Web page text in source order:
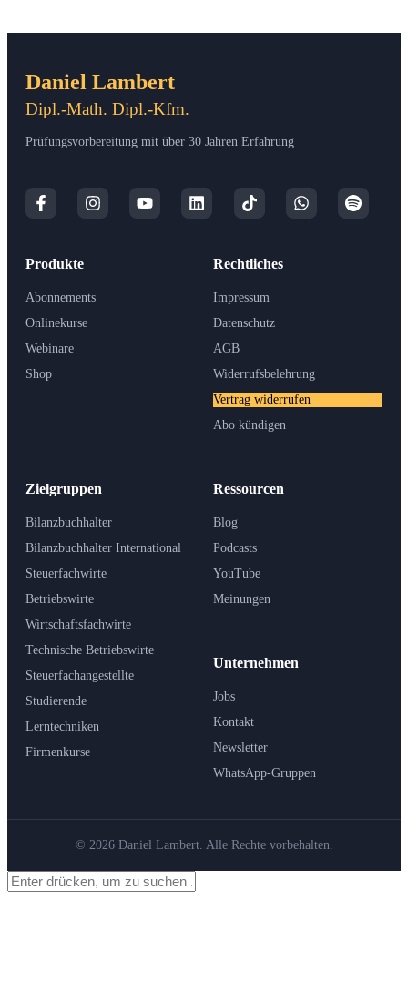
Daniel Lambert
Dipl.-Math. Dipl.-Kfm.
Prüfungsvorbereitung mit über 30 Jahren Erfahrung
Produkte
Abonnements
Onlinekurse
Webinare
Shop
Zielgruppen
Bilanzbuchhalter
Bilanzbuchhalter International
Steuerfachwirte
Betriebswirte
Wirtschaftsfachwirte
Technische Betriebswirte
Steuerfachangestellte
Studierende
Lerntechniken
Firmenkurse
Ressourcen
Blog
Podcasts
YouTube
Meinungen
Unternehmen
Jobs
Kontakt
Newsletter
WhatsApp-Gruppen
Rechtliches
Impressum
Datenschutz
AGB
Widerrufsbelehrung
Vertrag widerrufen
Abo kündigen
© 2026 Daniel Lambert. Alle Rechte vorbehalten.